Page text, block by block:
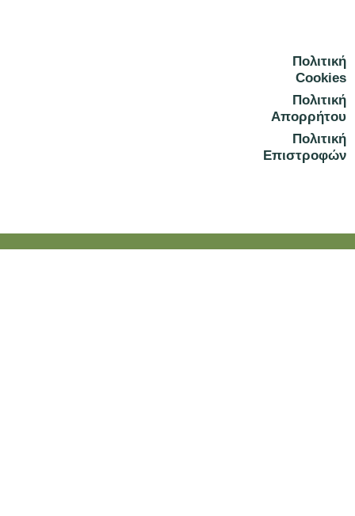
o
o
k
g
r
a
m
Πολιτική
Cookies
Πολιτική
Απορρήτου
Πολιτική
Επιστροφών